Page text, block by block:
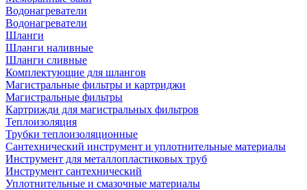
Водонагреватели
Водонагреватели
Шланги
Шланги наливные
Шланги сливные
Комплектующие для шлангов
Магистральные фильтры и картриджи
Магистральные фильтры
Картрижди для магистральных фильтров
Теплоизоляция
Трубки теплоизоляционные
Сантехнический инструмент и уплотнительные материалы
Инструмент для металлопластиковых труб
Инструмент сантехнический
Уплотнительные и смазочные материалы